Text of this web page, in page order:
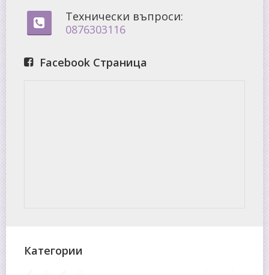
Технически въпроси:
0876303116
Facebook Страница
Категории